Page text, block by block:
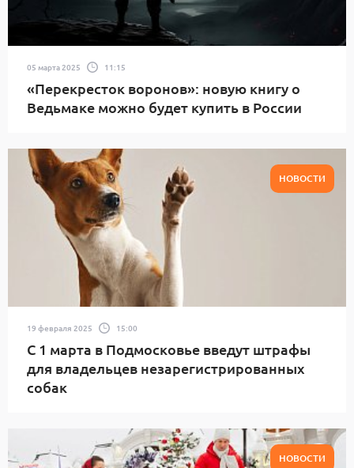
05 марта 2025 11:15
«Перекресток воронов»: новую книгу о
Ведьмаке можно будет купить в России
НОВОСТИ
19 февраля 2025 15:00
С 1 марта в Подмосковье введут штрафы
для владельцев незарегистрированных
собак
НОВОСТИ